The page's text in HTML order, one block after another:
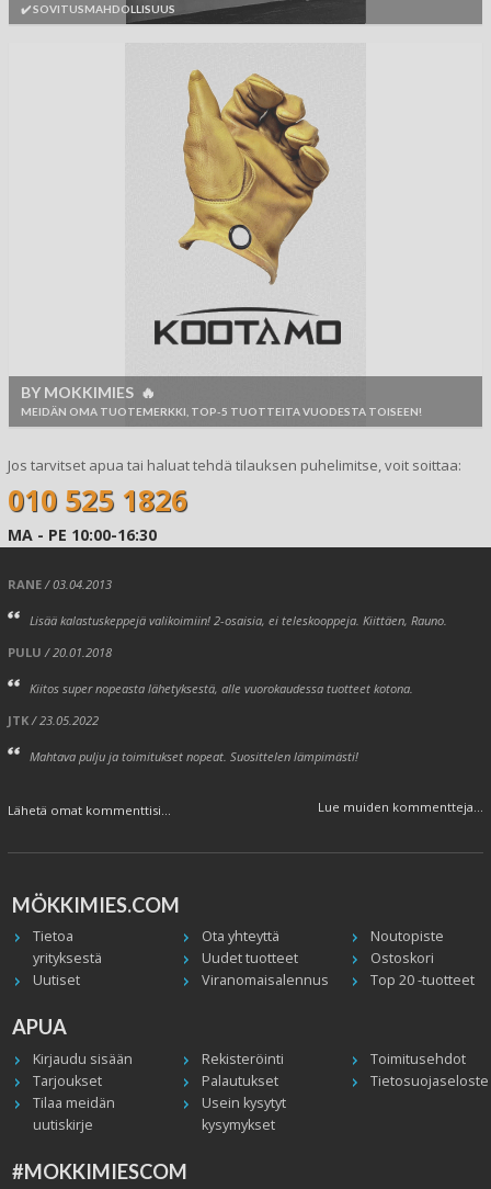
✔️ SOVITUSMAHDOLLISUUS
BY MOKKIMIES 🔥
MEIDÄN OMA TUOTEMERKKI, TOP-5 TUOTTEITA VUODESTA TOISEEN!
Jos tarvitset apua tai haluat tehdä tilauksen puhelimitse, voit soittaa:
010 525 1826
MA - PE 10:00-16:30
RANE / 03.04.2013
Lisää kalastuskeppejä valikoimiin! 2-osaisia, ei teleskooppeja. Kiittäen, Rauno.
PULU / 20.01.2018
Kiitos super nopeasta lähetyksestä, alle vuorokaudessa tuotteet kotona.
JTK/ 23.05.2022
Mahtava pulju ja toimitukset nopeat. Suosittelen lämpimästi!
Lähetä omat kommenttisi... Lue muiden kommentteja...
MÖKKIMIES.COM
Tietoa
yrityksestä
Ota yhteyttä
Noutopiste
Uudet tuotteet
Ostoskori
Uutiset
Viranomaisalennus Top 20 -tuotteet
APUA
Kirjaudu sisään Rekisteröinti
Toimitusehdot
Tarjoukset
Palautukset
Tietosuojaseloste
Tilaa meidän
uutiskirje
Usein kysytyt
kysymykset
#MOKKIMIESCOM